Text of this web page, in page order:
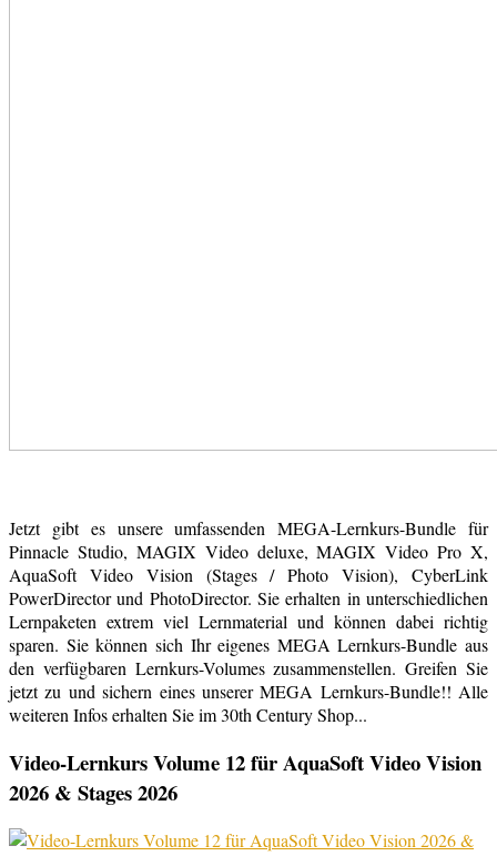
Jetzt gibt es unsere umfassenden MEGA-Lernkurs-Bundle für
Pinnacle Studio, MAGIX Video deluxe, MAGIX Video Pro X,
AquaSoft Video Vision (Stages / Photo Vision), CyberLink
PowerDirector und PhotoDirector. Sie erhalten in unterschiedlichen
Lernpaketen extrem viel Lernmaterial und können dabei richtig
sparen. Sie können sich Ihr eigenes MEGA Lernkurs-Bundle aus
den verfügbaren Lernkurs-Volumes zusammenstellen. Greifen Sie
jetzt zu und sichern eines unserer MEGA Lernkurs-Bundle!! Alle
weiteren Infos erhalten Sie im 30th Century Shop...
Video-Lernkurs Volume 12 für AquaSoft Video Vision
2026 & Stages 2026